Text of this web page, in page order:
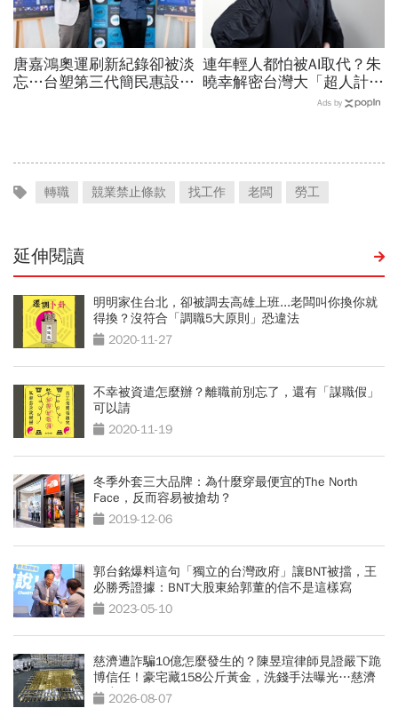
唐嘉鴻奧運刷新紀錄卻被淡
忘…台塑第三代簡民惠設台
連年輕人都怕被AI取代？朱
曉幸解密台灣大「超人計
畫」：9成員工都用AI工
Ads by
轉職 競業禁止條款 找工作 老闆 勞工
延伸閱讀
明明家住台北，卻被調去高雄上班...老闆叫你換你就
得換？沒符合「調職5大原則」恐違法
2020-11-27
不幸被資遣怎麼辦？離職前別忘了，還有「謀職假」
可以請
2020-11-19
冬季外套三大品牌：為什麼穿最便宜的The North
Face，反而容易被搶劫？
2019-12-06
郭台銘爆料這句「獨立的台灣政府」讓BNT被擋，王
必勝秀證據：BNT大股東給郭董的信不是這樣寫
2023-05-10
慈濟遭詐騙10億怎麼發生的？陳昱瑄律師見證嚴下跪
博信任！豪宅藏158公斤黃金，洗錢手法曝光…慈濟
回應了
2026-08-07